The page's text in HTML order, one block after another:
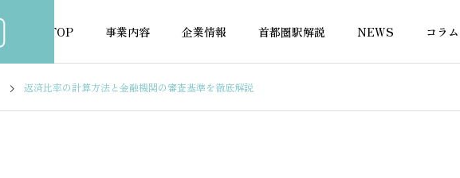
TOP 事業内容 企業情報 首都圏駅解説 NEWS コラム
返済比率の計算方法と金融機関の審査基準を徹底解説